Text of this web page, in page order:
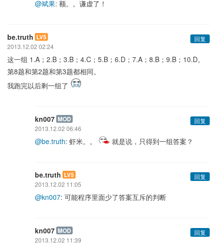
@斌果: 额。。谦虚了！
be.truth LV5
回复
2013.12.02 02:24
这一组 1.A；2.B；3.B；4.C；5.B；6.D；7.A；8.B；9.B；10.D。
第8题和第2题和第3题都相同。
我跑完以后剩一组了
kn007 MOD
回复
2013.12.02 06:46
@be.truth: 虾米。。 就是说，只得到一组答案？
be.truth LV5
回复
2013.12.02 11:05
@kn007: 可能程序里面少了答案互斥的判断
kn007 MOD
回复
2013.12.02 11:39